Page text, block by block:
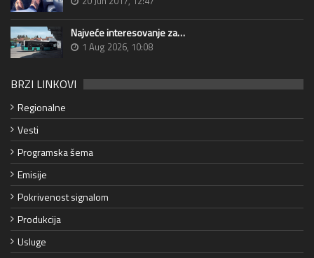
Najveće interesovanje za…
1 Aug 2026, 10:08
BRZI LINKOVI
Regionalne
Vesti
Programska šema
Emisije
Pokrivenost signalom
Produkcija
Usluge